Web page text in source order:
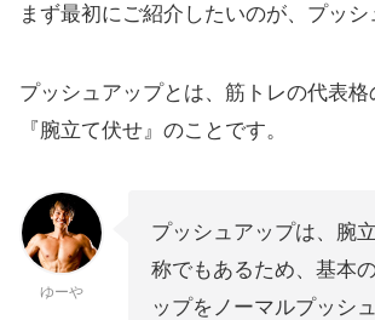
まず最初にご紹介したいのが、プッシ
プッシュアップとは、筋トレの代表格
『腕立て伏せ』のことです。
ゆーや
プッシュアップは、腕
称でもあるため、基本
ップをノーマルプッシ